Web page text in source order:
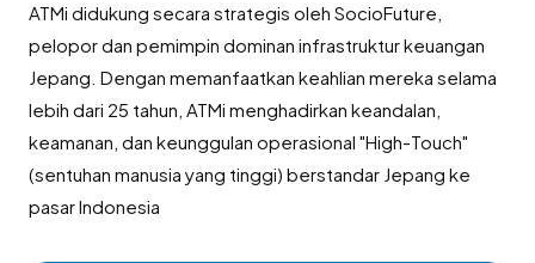
ATMi didukung secara strategis oleh SocioFuture,
pelopor dan pemimpin dominan infrastruktur keuangan
Jepang. Dengan memanfaatkan keahlian mereka selama
lebih dari 25 tahun, ATMi menghadirkan keandalan,
keamanan, dan keunggulan operasional "High-Touch"
(sentuhan manusia yang tinggi) berstandar Jepang ke
pasar Indonesia